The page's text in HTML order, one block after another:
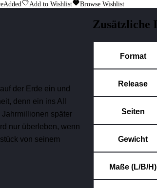
-
Added Add to Wishlist Browse Wishlist
der Erde ein und
denn ein ins All
später
nur überleben, wenn
von seinem
Zusätzliche
Format
Release
Seiten
Gewicht
Maße (L/B/H)